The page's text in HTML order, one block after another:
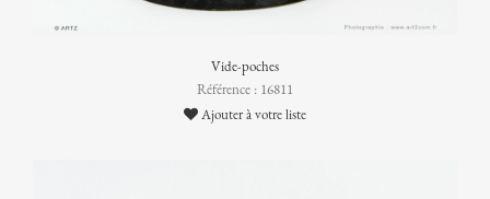
Vide-poches
Référence : 16811
Ajouter à votre liste